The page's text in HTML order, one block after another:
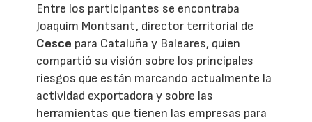
Entre los participantes se encontraba
Joaquim Montsant, director territorial de
Cesce para Cataluña y Baleares, quien
compartió su visión sobre los principales
riesgos que están marcando actualmente la
actividad exportadora y sobre las
herramientas que tienen las empresas para